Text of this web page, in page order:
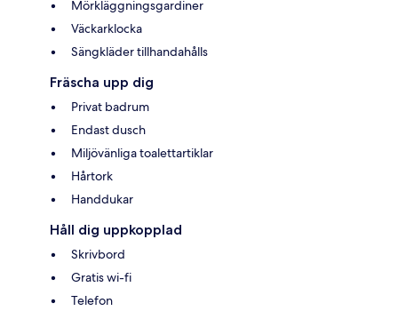
Mörkläggningsgardiner
Väckarklocka
Sängkläder tillhandahålls
Fräscha upp dig
Privat badrum
Endast dusch
Miljövänliga toalettartiklar
Hårtork
Handdukar
Håll dig uppkopplad
Skrivbord
Gratis wi-fi
Telefon